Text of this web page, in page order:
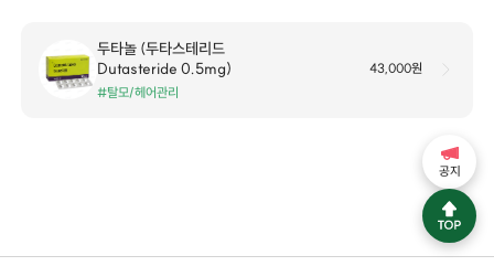
두타놀 (두타스테리드
Dutasteride 0.5mg)
#탈모/헤어관리
43,000원
공지